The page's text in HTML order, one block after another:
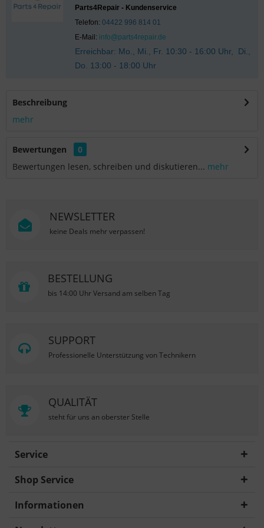
Parts4Repair - Kundenservice
Telefon: 04422 996 814 01
E-Mail: info@parts4repair.de
Erreichbar: Mo., Mi., Fr. 10:30 - 16:00 Uhr, Di.,
Do. 13:00 - 18:00 Uhr
Beschreibung
mehr
Bewertungen
0
Bewertungen lesen, schreiben und diskutieren... mehr
NEWSLETTER
keine Deals mehr verpassen!
BESTELLUNG
bis 14:00 Uhr Versand am selben Tag
SUPPORT
Professionelle Unterstützung von Technikern
QUALITÄT
steht für uns an oberster Stelle
Service
Shop Service
Informationen